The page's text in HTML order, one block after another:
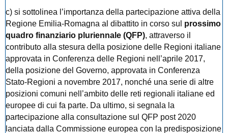
c) si sottolinea l’importanza della partecipazione attiva della
Regione Emilia-Romagna al dibattito in corso sul prossimo
quadro finanziario pluriennale (QFP), attraverso il
contributo alla stesura della posizione delle Regioni italiane
approvata in Conferenza delle Regioni nell’aprile 2017,
della posizione del Governo, approvata in Conferenza
Stato-Regioni a novembre 2017, nonché una serie di altre
posizioni comuni nell’ambito delle reti regionali italiane ed
europee di cui fa parte. Da ultimo, si segnala la
partecipazione alla consultazione sul QFP post 2020
lanciata dalla Commissione europea con la predisposizione